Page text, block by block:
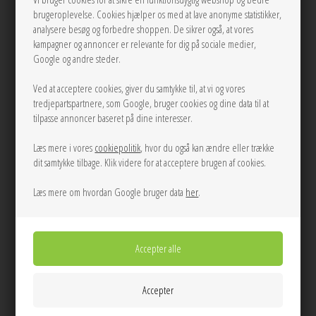
brugeroplevelse. Cookies hjælper os med at lave anonyme statistikker,
analysere besøg og forbedre shoppen. De sikrer også, at vores
kampagner og annoncer er relevante for dig på sociale medier,
Google og andre steder.
Ved at acceptere cookies, giver du samtykke til, at vi og vores
tredjepartspartnere, som Google, bruger cookies og dine data til at
tilpasse annoncer baseret på dine interesser.
Læs mere i vores cookiepolitik, hvor du også kan ændre eller trække
dit samtykke tilbage. Klik videre for at acceptere brugen af cookies.
Læs mere om hvordan Google bruger data her.
36
Bretti heavy sateen kjole
Champagne Neo Noir
700,00 350,00
Malinga dot kjole Mørkebrun Neo
Noir
45%
45%